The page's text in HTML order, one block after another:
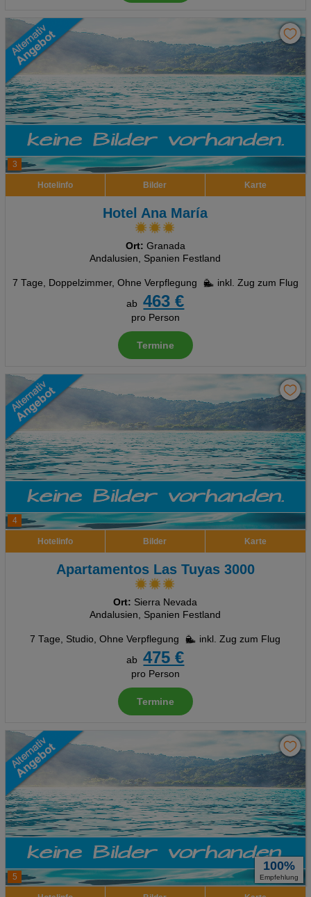
3
Hotelinfo Bilder Karte
Hotel Ana María
Ort: Granada
Andalusien, Spanien Festland
7 Tage, Doppelzimmer, Ohne Verpflegung
inkl. Zug zum Flug
ab
463 €
pro Person
Termine
4
Hotelinfo Bilder Karte
Apartamentos Las Tuyas 3000
Ort: Sierra Nevada
Andalusien, Spanien Festland
7 Tage, Studio, Ohne Verpflegung
inkl. Zug zum Flug
ab
475 €
pro Person
Termine
5
100%
Empfehlung